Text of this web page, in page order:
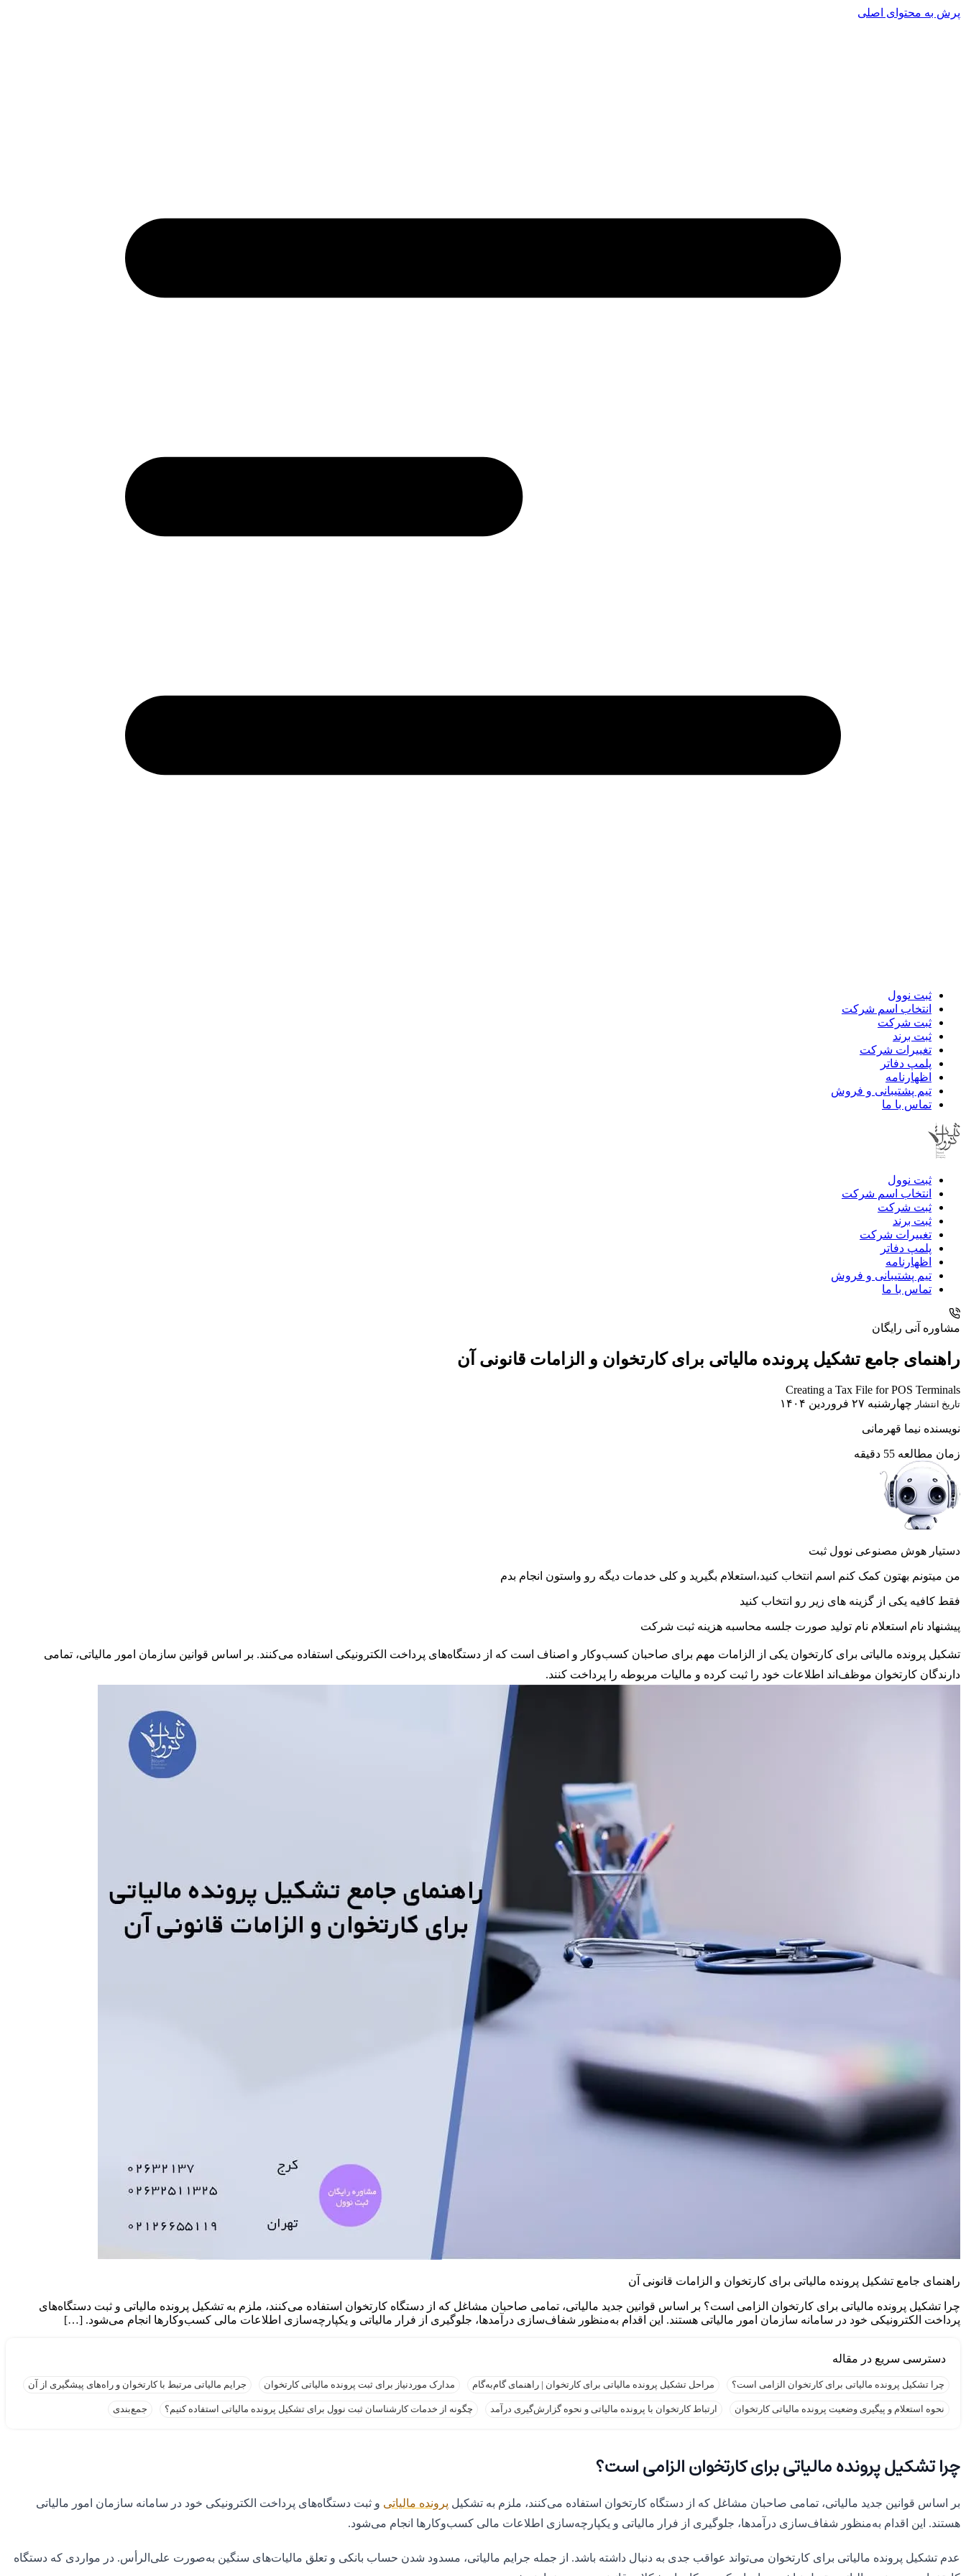
پرش به محتوای اصلی
ثبت نوول
انتخاب اسم شرکت
ثبت شرکت
ثبت برند
تغییرات شرکت
پلمپ دفاتر
اظهارنامه
تیم پشتیبانی و فروش
تماس با ما
ثبت نوول
انتخاب اسم شرکت
ثبت شرکت
ثبت برند
تغییرات شرکت
پلمپ دفاتر
اظهارنامه
تیم پشتیبانی و فروش
تماس با ما
مشاوره آنی رایگان
راهنمای جامع تشکیل پرونده مالیاتی برای کارتخوان و الزامات قانونی آن
Creating a Tax File for POS Terminals
تاریخ انتشار چهارشنبه ۲۷ فروردین ۱۴۰۴
نویسنده نیما قهرمانی
زمان مطالعه 55 دقیقه
دستیار هوش مصنوعی نوول ثبت
من میتونم بهتون کمک کنم اسم انتخاب کنید،استعلام بگیرید و کلی خدمات دیگه رو واستون انجام بدم
فقط کافیه یکی از گزینه های زیر رو انتخاب کنید
پیشنهاد نام استعلام نام تولید صورت جلسه محاسبه هزینه ثبت شرکت
تشکیل پرونده مالیاتی برای کارتخوان یکی از الزامات مهم برای صاحبان کسب‌وکار و اصناف است که از دستگاه‌های پرداخت الکترونیکی استفاده می‌کنند. بر اساس قوانین سازمان امور مالیاتی، تمامی
دارندگان کارتخوان موظف‌اند اطلاعات خود را ثبت کرده و مالیات مربوطه را پرداخت کنند.
راهنمای جامع تشکیل پرونده مالیاتی برای کارتخوان و الزامات قانونی آن
چرا تشکیل پرونده مالیاتی برای کارتخوان الزامی است؟ بر اساس قوانین جدید مالیاتی، تمامی صاحبان مشاغل که از دستگاه کارتخوان استفاده می‌کنند، ملزم به تشکیل پرونده مالیاتی و ثبت دستگاه‌های
پرداخت الکترونیکی خود در سامانه سازمان امور مالیاتی هستند. این اقدام به‌منظور شفاف‌سازی درآمدها، جلوگیری از فرار مالیاتی و یکپارچه‌سازی اطلاعات مالی کسب‌وکارها انجام می‌شود. […]
چرا تشکیل پرونده مالیاتی برای کارتخوان الزامی است؟ مراحل تشکیل پرونده مالیاتی برای کارتخوان | راهنمای گام‌به‌گام مدارک موردنیاز برای ثبت پرونده مالیاتی کارتخوان جرایم مالیاتی مرتبط با کارتخوان و راه‌های پیشگیری از آن
نحوه استعلام و پیگیری وضعیت پرونده مالیاتی کارتخوان ارتباط کارتخوان با پرونده مالیاتی و نحوه گزارش‌گیری درآمد چگونه از خدمات کارشناسان ثبت نوول برای تشکیل پرونده مالیاتی استفاده کنیم؟ جمع‌بندی
چرا تشکیل پرونده مالیاتی برای کارتخوان الزامی است؟
بر اساس قوانین جدید مالیاتی، تمامی صاحبان مشاغل که از دستگاه کارتخوان استفاده می‌کنند، ملزم به تشکیل پرونده مالیاتی و ثبت دستگاه‌های پرداخت الکترونیکی خود در سامانه سازمان امور مالیاتی
هستند. این اقدام به‌منظور شفاف‌سازی درآمدها، جلوگیری از فرار مالیاتی و یکپارچه‌سازی اطلاعات مالی کسب‌وکارها انجام می‌شود.
عدم تشکیل پرونده مالیاتی برای کارتخوان می‌تواند عواقب جدی به دنبال داشته باشد. از جمله جرایم مالیاتی، مسدود شدن حساب بانکی و تعلق مالیات‌های سنگین به‌صورت علی‌الرأس. در مواردی که دستگاه